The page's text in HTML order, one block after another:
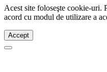
Acest site foloseşte cookie-uri.
acord cu modul de utilizare a
Accept